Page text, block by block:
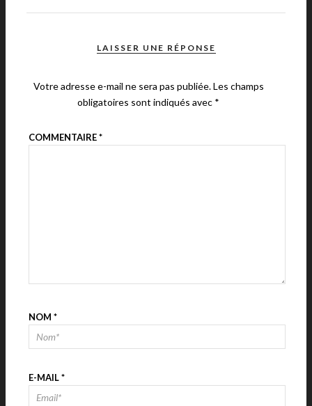
LAISSER UNE RÉPONSE
Votre adresse e-mail ne sera pas publiée.Les champs
obligatoires sont indiqués avec *
COMMENTAIRE*
NOM *
E-MAIL*